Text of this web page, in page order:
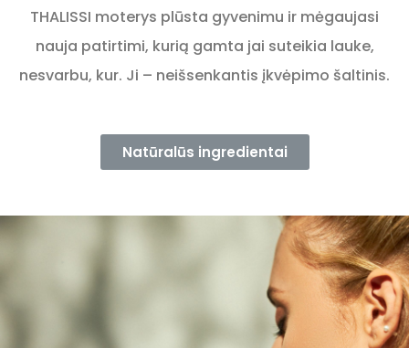
THALISSI moterys plūsta gyvenimu ir mėgaujasi
nauja patirtimi, kurią gamta jai suteikia lauke,
nesvarbu, kur. Ji – neišsenkantis įkvėpimo šaltinis.
Natūralūs ingredientai